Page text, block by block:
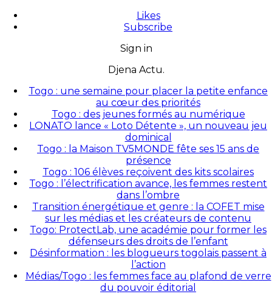
Likes
Subscribe
Sign in
Djena Actu.
Togo : une semaine pour placer la petite enfance
au cœur des priorités
Togo : des jeunes formés au numérique
LONATO lance « Loto Détente », un nouveau jeu
dominical
Togo : la Maison TV5MONDE fête ses 15 ans de
présence
Togo : 106 élèves reçoivent des kits scolaires
Togo : l’électrification avance, les femmes restent
dans l’ombre
Transition énergétique et genre : la COFET mise
sur les médias et les créateurs de contenu
Togo: ProtectLab, une académie pour former les
défenseurs des droits de l’enfant
Désinformation : les blogueurs togolais passent à
l’action
Médias/Togo : les femmes face au plafond de verre
du pouvoir éditorial